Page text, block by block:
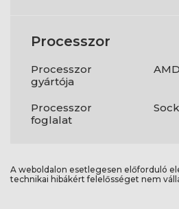
Processzor
Processzor
gyártója
AMD
Processzor
foglalat
A weboldalon esetlegesen előforduló
technikai hibákért felelősséget nem